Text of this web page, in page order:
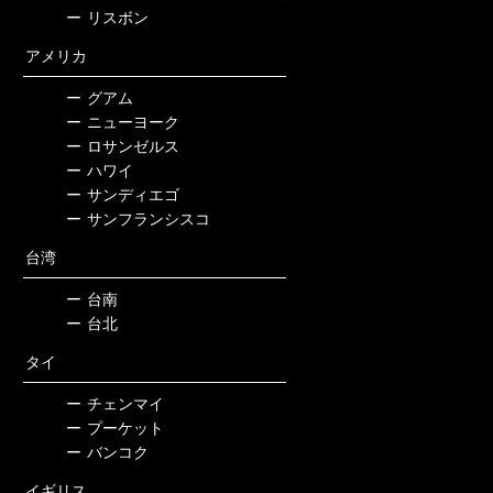
ー リスボン
アメリカ
ー グアム
ー ニューヨーク
ー ロサンゼルス
ー ハワイ
ー サンディエゴ
ー サンフランシスコ
台湾
ー 台南
ー 台北
タイ
ー チェンマイ
ー プーケット
ー バンコク